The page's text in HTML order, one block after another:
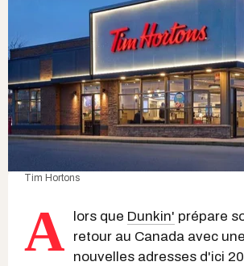
Tim Hortons
A lors que Dunkin' prépare
retour au Canada avec
nouvelles adresses d'ici